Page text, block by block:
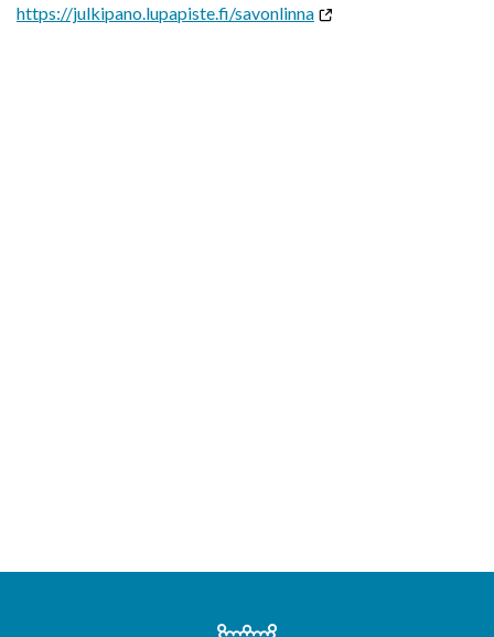
https://julkipano.lupapiste.fi/savonlinna